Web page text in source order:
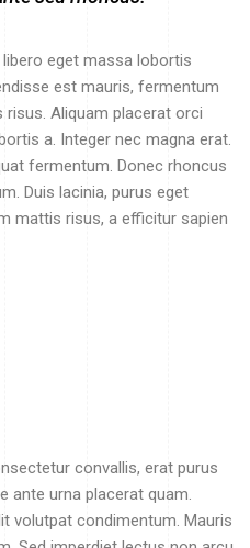
eget massa lobortis
est mauris, fermentum
risus. Aliquam placerat orci
a. Integer nec magna erat.
fermentum. Donec rhoncus
Duis lacinia, purus eget
mattis risus, a efficitur sapien
convallis, erat purus
ante urna placerat quam.
volutpat condimentum. Mauris